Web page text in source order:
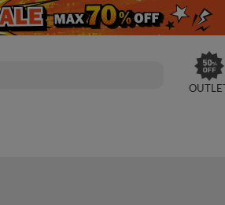
OUTLET